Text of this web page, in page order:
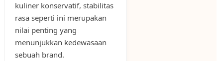
kuliner konservatif, stabilitas
rasa seperti ini merupakan
nilai penting yang
menunjukkan kedewasaan
sebuah brand.